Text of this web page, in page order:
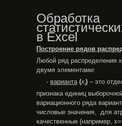
Обработка
в Excel
Построение рядов
Любой ряд распределения
двумя элементами:
- варианта (хi) – это
признака единиц
вариационного ряда
числовые значения, для
качественные (например,